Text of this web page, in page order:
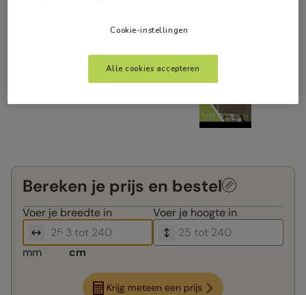
Bereken je prijs en bestel
Voer je breedte in Voer je hoogte in
mm cm
Krijg meteen een prijs
Cookie-instellingen
Alle cookies accepteren